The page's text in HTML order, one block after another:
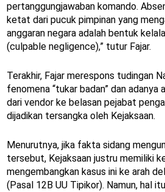
pertanggungjawaban komando.
ketat dari pucuk pimpinan yang
anggaran negara adalah bentuk
(culpable negligence),” tutur Fajar.
Terakhir, Fajar merespons tudingan
fenomena “tukar badan” dan adanya
dari vendor ke belasan pejabat
dijadikan tersangka oleh Kejaksaan.
Menurutnya, jika fakta sidang
tersebut, Kejaksaan justru memiliki
mengembangkan kasus ini ke arah
(Pasal 12B UU Tipikor). Namun, hal